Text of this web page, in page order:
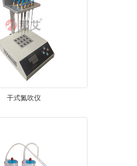
干式氮吹仪